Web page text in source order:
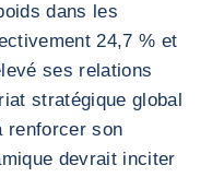
dans les
24,7 % et
ses relations
stratégique global
renforcer son
devrait inciter